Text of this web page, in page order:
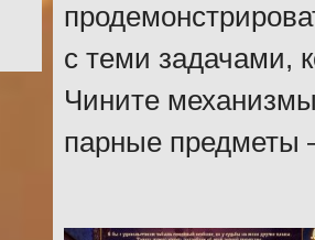
с теми задачами,
Чините
парные предметы